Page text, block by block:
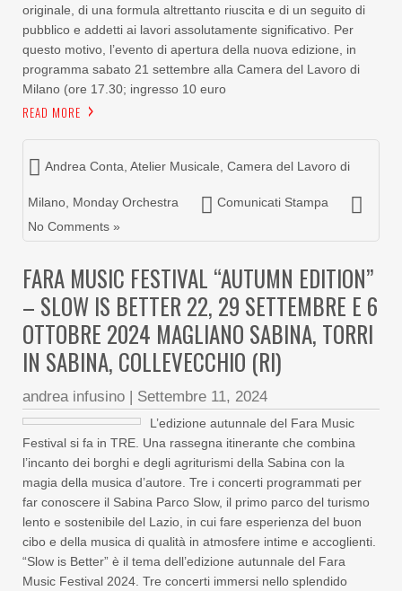
originale, di una formula altrettanto riuscita e di un seguito di
pubblico e addetti ai lavori assolutamente significativo. Per
questo motivo, l’evento di apertura della nuova edizione, in
programma sabato 21 settembre alla Camera del Lavoro di
Milano (ore 17.30; ingresso 10 euro
READ MORE
Andrea Conta Atelier Musicale Camera del Lavoro di
Milano Monday Orchestra
Comunicati Stampa
No Comments »
FARA MUSIC FESTIVAL “AUTUMN EDITION”
– SLOW IS BETTER 22, 29 SETTEMBRE E 6
OTTOBRE 2024 MAGLIANO SABINA, TORRI
IN SABINA, COLLEVECCHIO (RI)
andrea infusino | Settembre 11, 2024
L’edizione autunnale del Fara Music
Festival si fa in TRE. Una rassegna itinerante che combina
l’incanto dei borghi e degli agriturismi della Sabina con la
magia della musica d’autore. Tre i concerti programmati per
far conoscere il Sabina Parco Slow, il primo parco del turismo
lento e sostenibile del Lazio, in cui fare esperienza del buon
cibo e della musica di qualità in atmosfere intime e accoglienti.
“Slow is Better” è il tema dell’edizione autunnale del Fara
Music Festival 2024. Tre concerti immersi nello splendido